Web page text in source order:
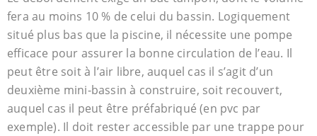
fera au moins 10 % de celui du bassin. Logiquement
situé plus bas que la piscine, il nécessite une pompe
efficace pour assurer la bonne circulation de l’eau. Il
peut être soit à l’air libre, auquel cas il s’agit d’un
deuxième mini-bassin à construire, soit recouvert,
auquel cas il peut être préfabriqué (en pvc par
exemple). Il doit rester accessible par une trappe pour